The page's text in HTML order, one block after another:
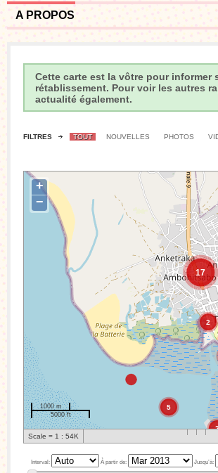
A PROPOS
Cette carte est la vôtre pour informer
rétablissement. Pour voir les autres
actualité également.
FILTRES TOUT NOUVELLES PHOTOS
17
2
5
+
−
1000 m
5000 ft
Scale = 1 : 54K
Interval: À partir de: Jusqu’à: